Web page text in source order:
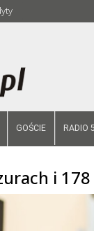
GOŚCIE RADIO
i